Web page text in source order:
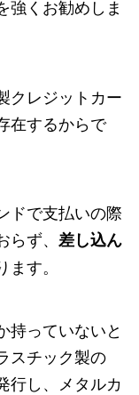
強くお勧めしま
クレジットカー
在するからで
ドで支払いの際
ず、 差し込ん
す。
持っていないと
スチック製の
行し、メタルカ